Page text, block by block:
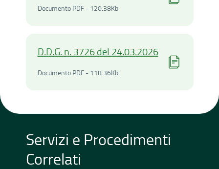
Documento PDF - 120.38KbDocumento PDF -
D.D.G. n. 3726 del 24.03.2026
Documento PDF - 118.36KbDocumento PDF -
Servizi e Procedimenti
Correlati